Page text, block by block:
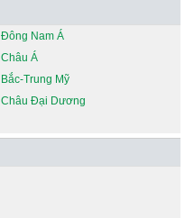
Đông Nam Á
Châu Á
Bắc-Trung Mỹ
Châu Đại Dương